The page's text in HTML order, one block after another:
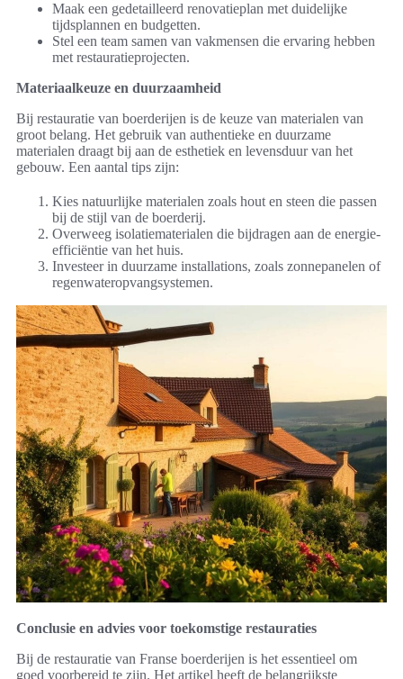
Maak een gedetailleerd renovatieplan met duidelijke
tijdsplannen en budgetten.
Stel een team samen van vakmensen die ervaring hebben
met restauratieprojecten.
Materiaalkeuze en duurzaamheid
Bij restauratie van boerderijen is de keuze van materialen van
groot belang. Het gebruik van authentieke en duurzame
materialen draagt bij aan de esthetiek en levensduur van het
gebouw. Een aantal tips zijn:
Kies natuurlijke materialen zoals hout en steen die passen
bij de stijl van de boerderij.
Overweeg isolatiematerialen die bijdragen aan de energie-
efficiëntie van het huis.
Investeer in duurzame installations, zoals zonnepanelen of
regenwateropvangsystemen.
Conclusie en advies voor toekomstige restauraties
Bij de restauratie van Franse boerderijen is het essentieel om
goed voorbereid te zijn. Het artikel heeft de belangrijkste